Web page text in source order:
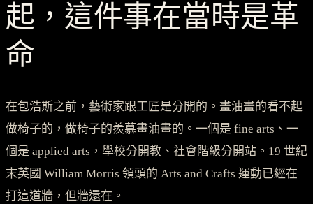
起，這件事在當時是革
命
在包浩斯之前，藝術家跟工匠是分開的。畫油畫的看不起
做椅子的，做椅子的羨慕畫油畫的。一個是 fine arts、一
個是 applied arts，學校分開教、社會階級分開站。19 世紀
末英國 William Morris 領頭的 Arts and Crafts 運動已經在
打這道牆，但牆還在。